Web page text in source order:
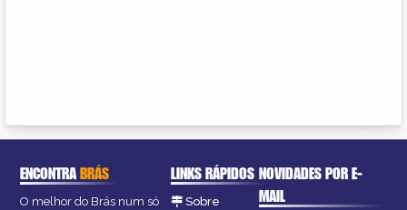
ENCONTRABRÁS
O melhor do Brás num só
LINKS RÁPIDOS
Sobre
NOVIDADES POR E-
MAIL